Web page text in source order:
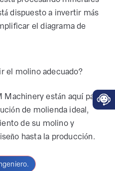
dispuesto a invertir más
el diagrama de
el molino adecuado?
están aquí para
de molienda ideal,
de su molino y
hasta la producción.